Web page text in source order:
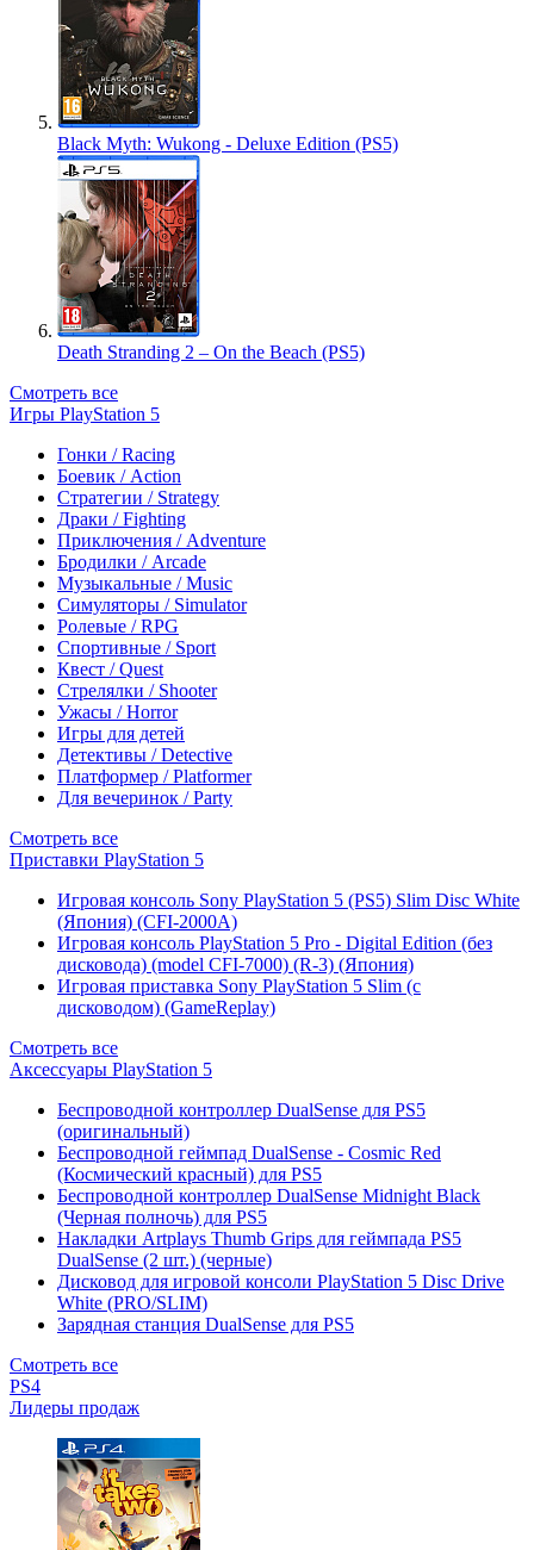
Black Myth: Wukong - Deluxe Edition (PS5)
Death Stranding 2 – On the Beach (PS5)
Смотреть все
Игры PlayStation 5
Гонки / Racing
Боевик / Action
Стратегии / Strategy
Драки / Fighting
Приключения / Adventure
Бродилки / Arcade
Музыкальные / Music
Симуляторы / Simulator
Ролевые / RPG
Спортивные / Sport
Квест / Quest
Стрелялки / Shooter
Ужасы / Horror
Игры для детей
Детективы / Detective
Платформер / Platformer
Для вечеринок / Party
Смотреть все
Приставки PlayStation 5
Игровая консоль Sony PlayStation 5 (PS5) Slim Disc White
(Япония) (CFI-2000A)
Игровая консоль PlayStation 5 Pro - Digital Edition (без
дисковода) (model CFI-7000) (R-3) (Япония)
Игровая приставка Sony PlayStation 5 Slim (с
дисководом) (GameReplay)
Смотреть все
Аксессуары PlayStation 5
Беспроводной контроллер DualSense для PS5
(оригинальный)
Беспроводной геймпад DualSense - Cosmic Red
(Космический красный) для PS5
Беспроводной контроллер DualSense Midnight Black
(Черная полночь) для PS5
Накладки Artplays Thumb Grips для геймпада PS5
DualSense (2 шт.) (черные)
Дисковод для игровой консоли PlayStation 5 Disc Drive
White (PRO/SLIM)
Зарядная станция DualSense для PS5
Смотреть все
PS4
Лидеры продаж